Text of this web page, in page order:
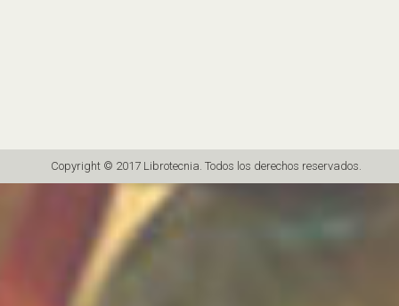
Copyright © 2017 Librotecnia. Todos los derechos reservados.